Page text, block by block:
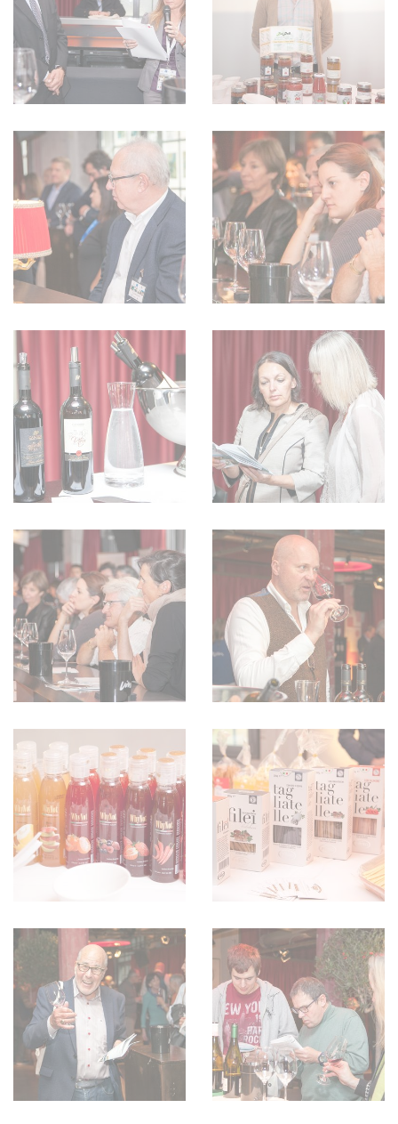
ABO
AUSGABE
ARCHIV
VORTEILSWELT
BÜCHER
WEINSZENE
VINOPHILES
ARCHIV
ANMELDEN
AWARDS
GEWINNSPIELE
TRINKREIFETABELLE
ABO
WEINSUCHE
NEWSLETTER
WINE TRADE CLUB
REDAKTION
JOBS
WERBUNG
IMPRESSUM
AGB & DATENSCHUTZ
FAQ